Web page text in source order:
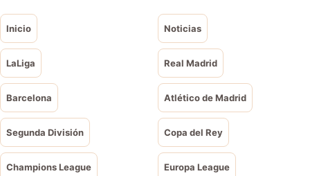
Inicio Noticias
LaLiga Real Madrid
Barcelona Atlético de Madrid
Segunda División Copa del Rey
Champions League Europa League